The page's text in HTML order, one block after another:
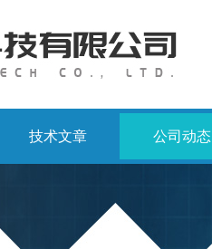
技术文章 公司动态